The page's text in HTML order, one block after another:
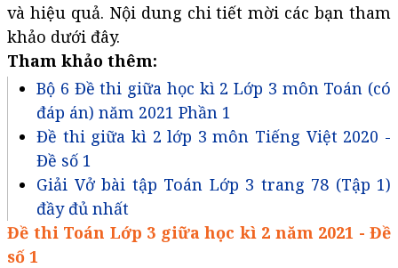
và hiệu quả. Nội dung chi tiết mời các bạn tham
khảo dưới đây.
Tham khảo thêm:
Bộ 6 Đề thi giữa học kì 2 Lớp 3 môn Toán (có
đáp án) năm 2021 Phần 1
Đề thi giữa kì 2 lớp 3 môn Tiếng Việt 2020 -
Đề số 1
Giải Vở bài tập Toán Lớp 3 trang 78 (Tập 1)
đầy đủ nhất
Đề thi Toán Lớp 3 giữa học kì 2 năm 2021 - Đề
số 1